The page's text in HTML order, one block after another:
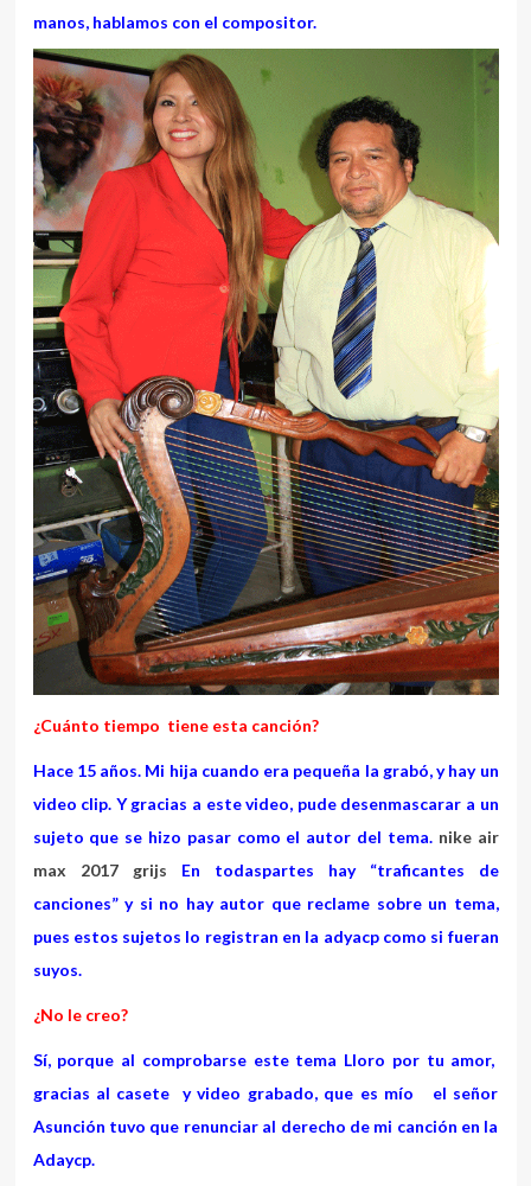
manos, hablamos con el compositor.
¿Cuánto tiempo tiene esta canción?
Hace 15 años. Mi hija cuando era pequeña la grabó, y hay un
video clip. Y gracias a este video, pude desenmascarar a un
sujeto que se hizo pasar como el autor del tema. nike air
max 2017 grijs En todaspartes hay “traficantes de
canciones” y si no hay autor que reclame sobre un tema,
pues estos sujetos lo registran en la adyacp como si fueran
suyos.
¿No le creo?
Sí, porque al comprobarse este tema Lloro por tu amor,
gracias al casete y video grabado, que es mío el señor
Asunción tuvo que renunciar al derecho de mi canción en la
Adaycp.